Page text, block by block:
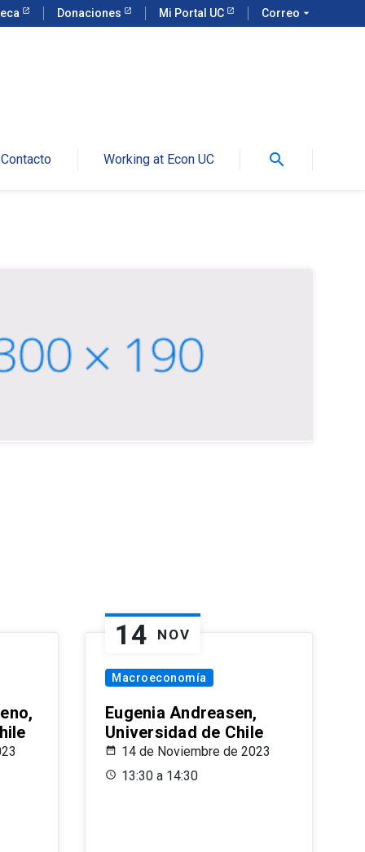
Donaciones Mi Portal UC Correo arrow_drop_down
Contacto Working at Econ UC search
14 NOV
Macroeconomía
Eugenia Andreasen,
Universidad de Chile
14 de Noviembre de 2023
13:30 a 14:30